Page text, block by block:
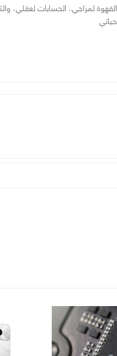
القهوة لمزاجي.. الحسابات لعقلي،
حياتي